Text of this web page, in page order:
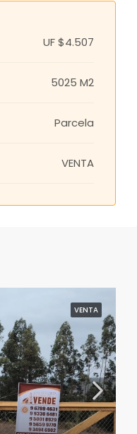
UF$4.507
5025 M2
Parcela
VENTA
VENTA